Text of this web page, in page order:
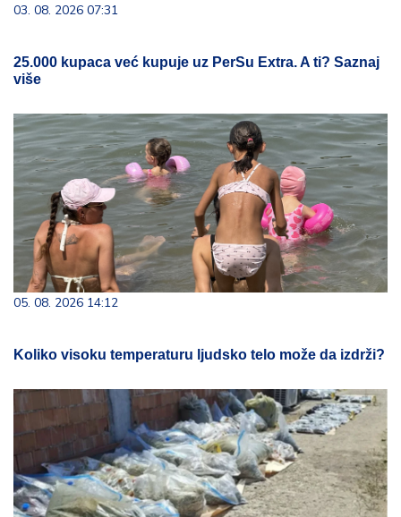
03. 08. 2026 07:31
25.000 kupaca već kupuje uz PerSu Extra. A ti? Saznaj
više
05. 08. 2026 14:12
Koliko visoku temperaturu ljudsko telo može da izdrži?